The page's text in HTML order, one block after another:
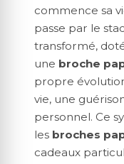
commence sa
passe par le
transformé,
une broche
propre
vie, une
personnel. Ce
les broches
cadeaux